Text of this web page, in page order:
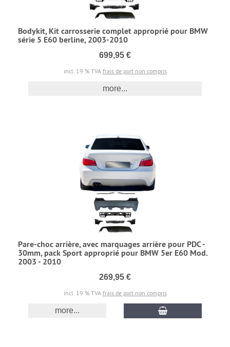
Bodykit, Kit carrosserie complet approprié pour BMW
série 5 E60 berline, 2003-2010
699,95 €
incl. 19 % TVA frais de port non compris
more...
Pare-choc arrière, avec marquages arrière pour PDC -
30mm, pack Sport approprié pour BMW 5er E60 Mod.
2003 - 2010
269,95 €
incl. 19 % TVA frais de port non compris
more...